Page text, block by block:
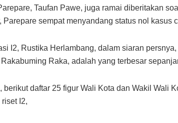
Taufan Pawe, juga ramai diberitakan
Parepare sempat menyandang status nol kasus
I2, Rustika Herlambang, dalam siaran
Raka, adalah yang terbesar
berikut daftar 25 figur Wali Kota dan Wakil Wali
I2,